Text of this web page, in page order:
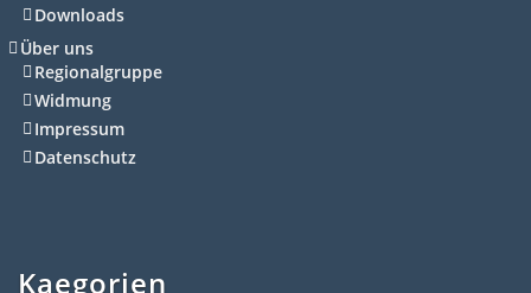
Downloads
Über uns
Regionalgruppe
Widmung
Impressum
Datenschutz
Kaegorien